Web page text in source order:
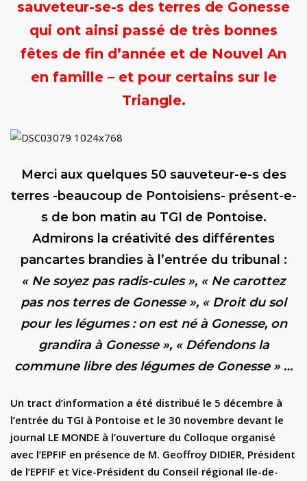
sauveteur-se-s des terres de Gonesse
qui ont ainsi passé de très bonnes
fêtes de fin d’année et de Nouvel An
en famille – et pour certains sur le
Triangle.
Merci aux quelques 50 sauveteur-e-s des
terres -beaucoup de Pontoisiens- présent-e-
s de bon matin au TGI de Pontoise.
Admirons la créativité des différentes
pancartes brandies à l’entrée du tribunal :
« Ne soyez pas radis-cules », « Ne carottez
pas nos terres de Gonesse », « Droit du sol
pour les légumes : on est né à Gonesse, on
grandira à Gonesse », « Défendons la
commune libre des légumes de Gonesse » …
Un tract d’information a été distribué le 5 décembre à
l’entrée du TGI à Pontoise et le 30 novembre devant le
journal LE MONDE à l’ouverture du Colloque organisé
avec l’EPFIF en présence de M. Geoffroy DIDIER, Président
de l’EPFIF et Vice-Président du Conseil régional Ile-de-